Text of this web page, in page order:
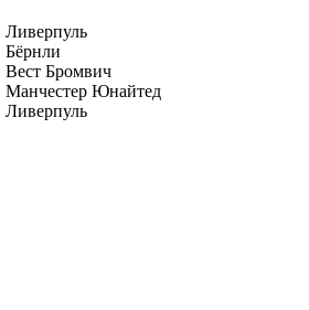
Ливерпуль
Бёрнли
Вест Бромвич
Манчестер Юнайтед
Ливерпуль